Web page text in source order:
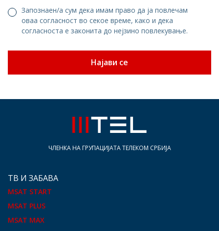
Запознаен/а сум дека имам право да ја повлечам
оваа согласност во секое време, како и дека
согласноста е законита до нејзино повлекување.
Најави се
ЧЛЕНКА НА ГРУПАЦИЈАТА ТЕЛЕКОМ СРБИЈА
ТВ И ЗАБАВА
MSAT START
MSAT PLUS
MSAT MAX